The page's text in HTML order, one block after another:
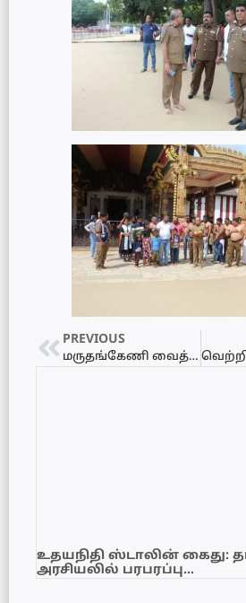
PREVIOUS
மருதங்கேணி வைத்தியசாலையில் இரத்ததான முகாம் – ஆர்வமுடன் பங்கெடுத்த கொடையாளர்கள்
உதயநிதி ஸ்டாலின் கைது:
அரசியலில் பரபரப்பு…